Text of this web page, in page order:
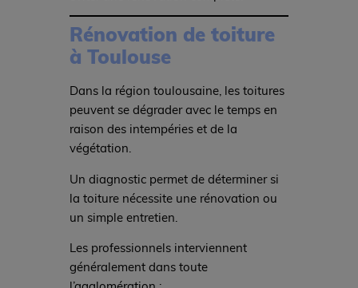
Rénovation de toiture
à Toulouse
Dans la région toulousaine, les toitures
peuvent se dégrader avec le temps en
raison des intempéries et de la
végétation.
Un diagnostic permet de déterminer si
la toiture nécessite une rénovation ou
un simple entretien.
Les professionnels interviennent
généralement dans toute